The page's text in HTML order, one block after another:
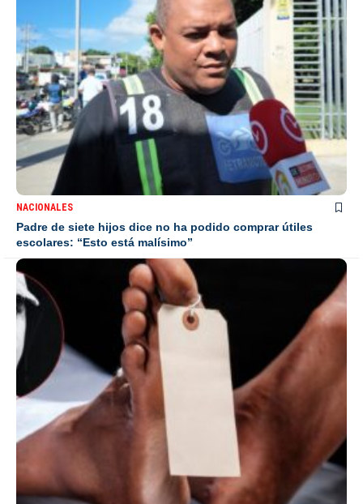
NACIONALES
Padre de siete hijos dice no ha podido comprar útiles
escolares: “Esto está malísimo”